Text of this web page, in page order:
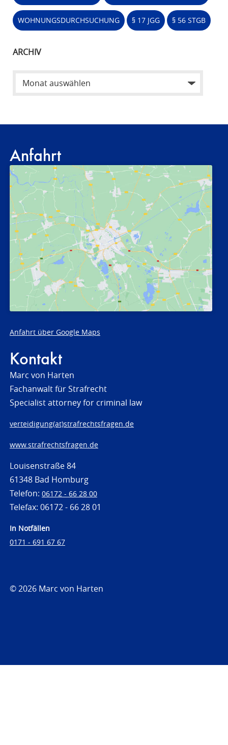
WOHNUNGSDURCHSUCHUNG § 17 JGG § 56 STGB
ARCHIV
Anfahrt
Anfahrt über Google Maps
Kontakt
Marc von Harten
Fachanwalt für Strafrecht
Specialist attorney for criminal law
verteidigung(at)strafrechtsfragen.de
www.strafrechtsfragen.de
Louisenstraße 84
61348 Bad Homburg
Telefon: 06172 - 66 28 00
Telefax: 06172 - 66 28 01
In Notfällen
0171 - 691 67 67
© 2026 Marc von Harten